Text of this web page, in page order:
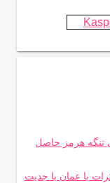
تنگه هرمز حاصل
با عمان با جدیت